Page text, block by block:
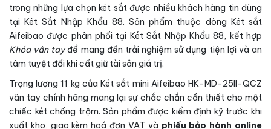
trong những lựa chọn két sắt được nhiều khách hàng tin dùng
tại Két Sắt Nhập Khẩu 88. Sản phẩm thuộc dòng Két sắt
Aifeibao được phân phối tại Két Sắt Nhập Khẩu 88, kết hợp
Khóa vân tayđể mang đến trải nghiệm sử dụng tiện lợi và an
tâm tuyệt đối khi cất giữ tài sản giá trị.
Trọng lượng 11 kg của Két sắt mini Aifeibao HK-MD-25II-QCZ
vân tay chính hãng mang lại sự chắc chắn cần thiết cho một
chiếc két chống trộm. Sản phẩm được kiểm định kỹ trước khi
xuất kho, giao kèm hoá đơn VAT và phiếu bảo hành online